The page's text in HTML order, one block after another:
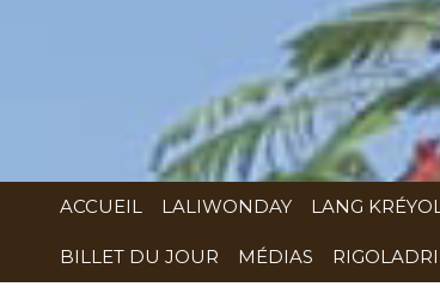
ACCUEIL LALIWONDAY LANG
BILLET DU JOUR MÉDIAS RIGOLADRI